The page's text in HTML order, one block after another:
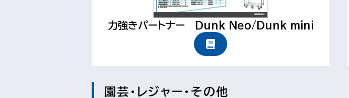
力強きパートナー Dunk Neo/Dunk mini
園芸・レジャー・その他